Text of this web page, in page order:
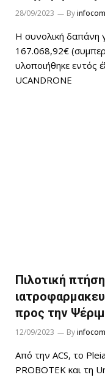
28/09/2023 Byinfocom
Η συνολική δαπάνη
167.068,92€
υλοποιήθηκε εντός
UCANDRONE
Πιλοτική
προς την
12/09/2023 Byinfocom
Από την ACS, το
PROBOTEK και τη